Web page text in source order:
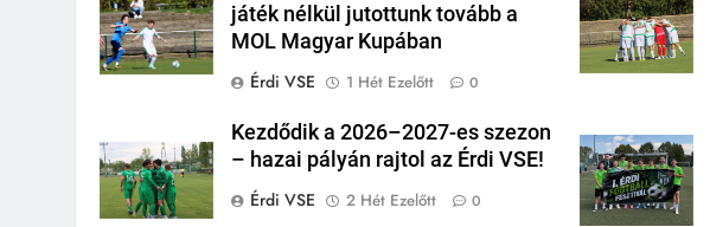
játék nélkül jutottunk tovább a
MOL Magyar Kupában
Érdi VSE
1 Hét Ezelőtt 0
Kezdődik a 2026–2027-es szezon
– hazai pályán rajtol az Érdi VSE!
Érdi VSE
2 Hét Ezelőtt 0